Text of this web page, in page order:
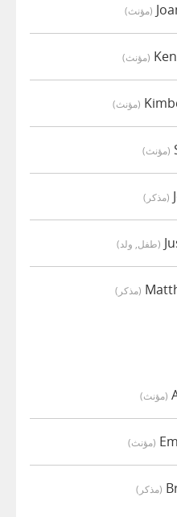
(مؤنث)
(مؤنث)
(مؤنث)
(مؤنث)
(مذكر)
(طفل, ولد)
(مذكر)
(مؤنث)
(مؤنث)
(مذكر)